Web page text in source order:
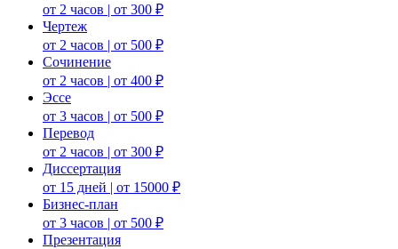
от 2 часов | от 300 ₽
Чертеж
от 2 часов | от 500 ₽
Сочинение
от 2 часов | от 400 ₽
Эссе
от 3 часов | от 500 ₽
Перевод
от 2 часов | от 300 ₽
Диссертация
от 15 дней | от 15000 ₽
Бизнес-план
от 3 часов | от 500 ₽
Презентация